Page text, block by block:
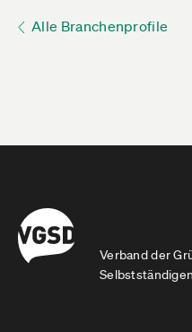
Alle Branchenprofile
Verband der